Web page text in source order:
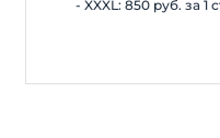
- XXXL: 850 руб. за 1